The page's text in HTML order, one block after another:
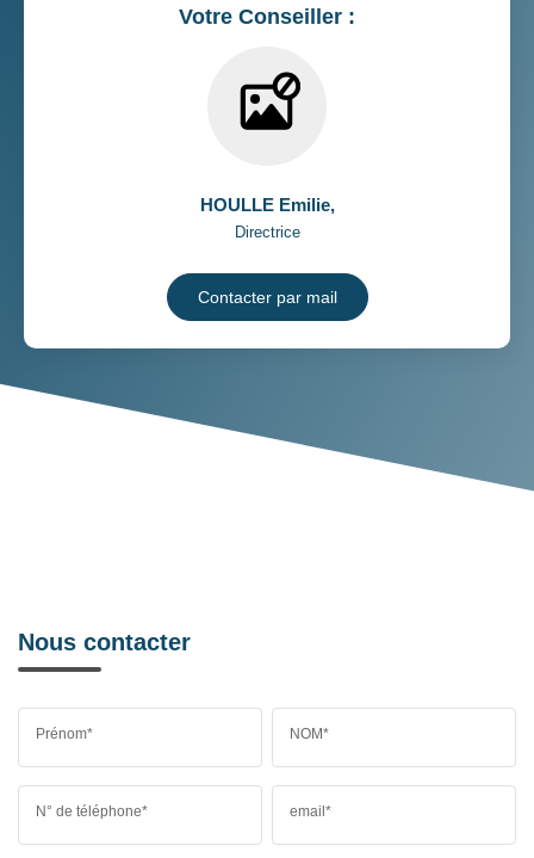
Votre Conseiller :
HOULLE Emilie,
Directrice
Contacter par mail
Nous contacter
Prénom* NOM*
N° de téléphone* email*